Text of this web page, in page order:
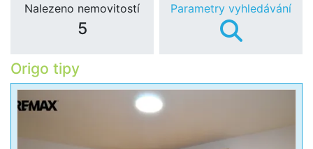
Nalezeno nemovitostí
5
Parametry vyhledávání
Origo tipy